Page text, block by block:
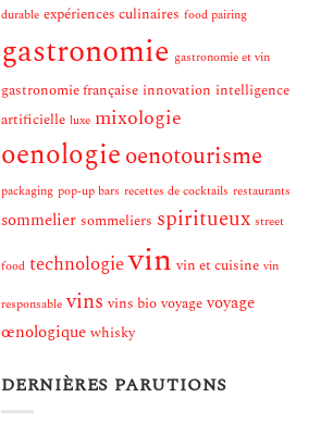
durable expériences culinaires food pairing
gastronomie gastronomie et vin
gastronomie française innovation intelligence
artificielle luxe mixologie
oenologieoenotourisme
packaging pop-up bars recettes de cocktails restaurants
sommelier sommeliers spiritueux street
food technologievin vin et cuisine vin
responsable vins vins bio voyage voyage
œnologique whisky
DERNIÈRES PARUTIONS